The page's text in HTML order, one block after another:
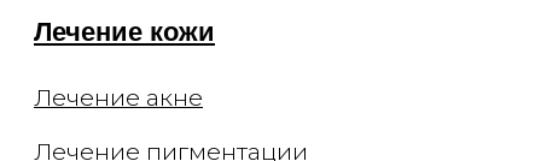
Капельницы
Консультации